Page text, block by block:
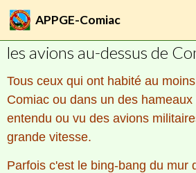
APPGE-Comiac
Aviation
les avions au-dessus de
Tous ceux qui ont habité au
Comiac ou dans un des
entendu ou vu des avions
grande vitesse.
Parfois c'est le bing-bang du mur